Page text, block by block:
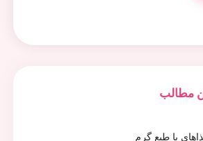
مطالب
با طبع گرم